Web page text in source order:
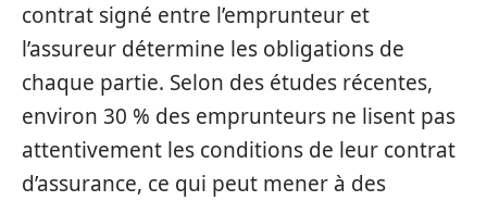
contrat signé entre l’emprunteur et
l’assureur détermine les obligations de
chaque partie. Selon des études récentes,
environ 30 % des emprunteurs ne lisent pas
attentivement les conditions de leur contrat
d’assurance, ce qui peut mener à des